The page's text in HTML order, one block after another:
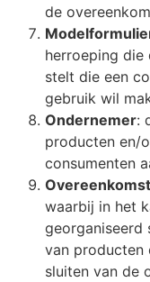
de
herroeping die
stelt die een
gebruik wil
Ondernemer:
producten en/
consumenten
waarbij in het
georganiseerd
van producten
sluiten van de